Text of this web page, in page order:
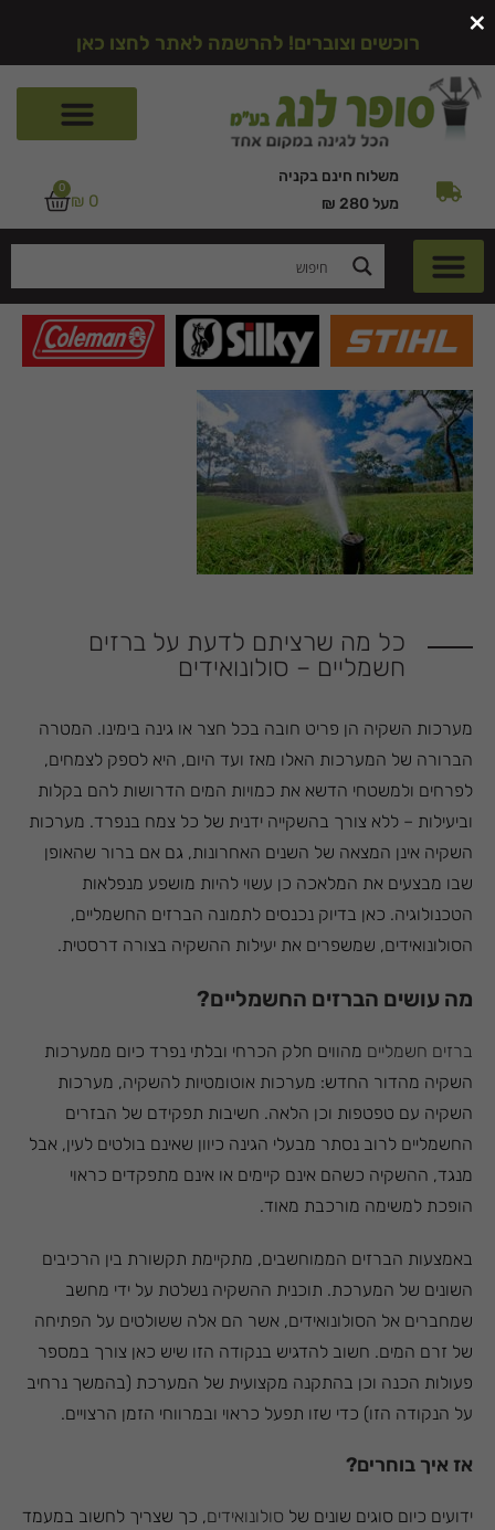
רוכשים וצוברים! להרשמה לאתר לחצו כאן
משלוח חינם בקניה
מעל 280 ₪
₪ 0
0
כל מה שרציתם לדעת על ברזים
חשמליים – סולונואידים
מערכות השקיה הן פריט חובה בכל חצר או גינה בימינו. המטרה
הברורה של המערכות האלו מאז ועד היום, היא לספק לצמחים,
לפרחים ולמשטחי הדשא את כמויות המים הדרושות להם בקלות
וביעילות – ללא צורך בהשקייה ידנית של כל צמח בנפרד. מערכות
השקיה אינן המצאה של השנים האחרונות, גם אם ברור שהאופן
שבו מבצעים את המלאכה כן עשוי להיות מושפע מנפלאות
הטכנולוגיה. כאן בדיוק נכנסים לתמונה הברזים החשמליים,
הסולונואידים, שמשפרים את יעילות ההשקיה בצורה דרסטית.
מה עושים הברזים החשמליים?
ברזים חשמליים מהווים חלק הכרחי ובלתי נפרד כיום ממערכות
השקיה מהדור החדש: מערכות אוטומטיות להשקיה, מערכות
השקיה עם טפטפות וכן הלאה. חשיבות תפקידם של הבזרים
החשמליים לרוב נסתר מבעלי הגינה כיוון שאינם בולטים לעין, אבל
מנגד, ההשקיה כשהם אינם קיימים או אינם מתפקדים כראוי
הופכת למשימה מורכבת מאוד.
באמצעות הברזים הממוחשבים, מתקיימת תקשורת בין הרכיבים
השונים של המערכת. תוכנית ההשקיה נשלטת על ידי מחשב
שמחברים אל הסולונואידים, אשר הם אלה ששולטים על הפתיחה
של זרם המים. חשוב להדגיש בנקודה הזו שיש כאן צורך במספר
פעולות הכנה וכן בהתקנה מקצועית של המערכת (בהמשך נרחיב
על הנקודה הזו) כדי שזו תפעל כראוי ובמרווחי הזמן הרצויים.
אז איך בוחרים?
ידועים כיום סוגים שונים של סולונואידים, כך שצריך לחשוב במעמד
×